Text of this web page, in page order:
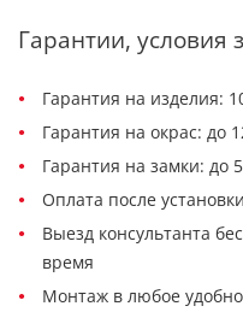
Гарантии, условия
Гарантия на изделия:
Гарантия на окрас: до
Гарантия на замки: до
Оплата после установки
Выезд консультанта
время
Монтаж в любое